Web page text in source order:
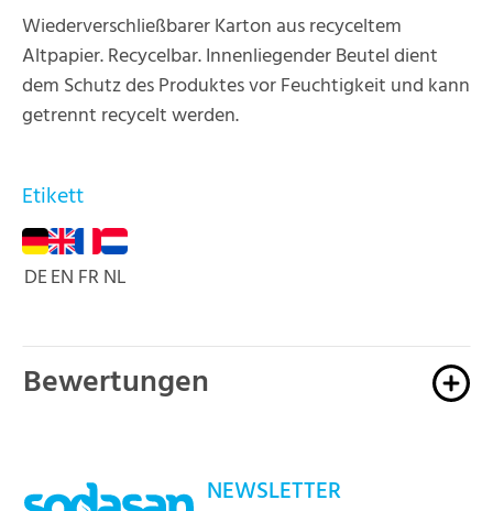
Wiederverschließbarer Karton aus recyceltem
Altpapier. Recycelbar. Innenliegender Beutel dient
dem Schutz des Produktes vor Feuchtigkeit und kann
getrennt recycelt werden.
Etikett
DEEN FRNL
Bewertungen
NEWSLETTER